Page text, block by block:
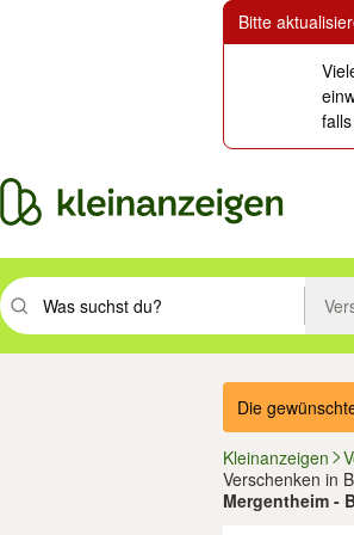
Bitte
Suchbegriff eingeben. Eingabetaste drücken
Die
Kleinanzeigen
Verschenken in
Mergentheim -